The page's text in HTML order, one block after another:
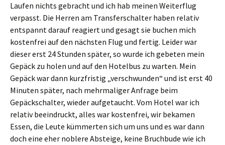
Laufen nichts gebracht und ich hab meinen Weiterflug
verpasst. Die Herren am Transferschalter haben relativ
entspannt darauf reagiert und gesagt sie buchen mich
kostenfrei auf den nächsten Flug und fertig. Leider war
dieser erst 24 Stunden später, so wurde ich gebeten mein
Gepäck zu holen und auf den Hotelbus zu warten. Mein
Gepäck war dann kurzfristig „verschwunden“ und ist erst 40
Minuten später, nach mehrmaliger Anfrage beim
Gepäckschalter, wieder aufgetaucht. Vom Hotel war ich
relativ beeindruckt, alles war kostenfrei, wir bekamen
Essen, die Leute kümmerten sich um uns und es war dann
doch eine eher noblere Absteige, keine Bruchbude wie ich